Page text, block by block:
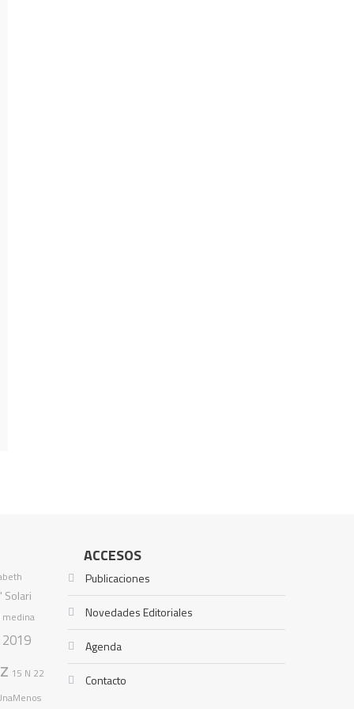
Solari
medina
2019
15 N 22
ACCESOS
Publicaciones
Novedades Editoriales
Agenda
Contacto